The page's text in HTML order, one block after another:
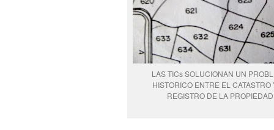
LAS TICs SOLUCIONAN UN
HISTORICO ENTRE EL CATASTRO
REGISTRO DE LA PROPIEDAD